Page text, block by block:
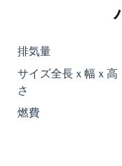
排気量
サイズ全長ｘ幅ｘ高
さ
燃費